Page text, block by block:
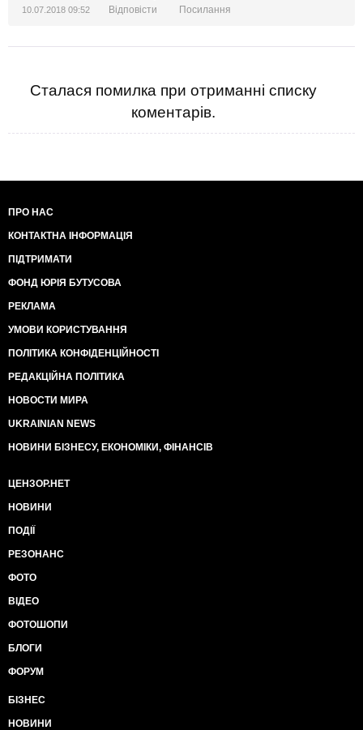
10.07.2018 09:52 Відповісти Посилання
Сталася помилка при отриманні списку
коментарів.
ПРО НАС
КОНТАКТНА ІНФОРМАЦІЯ
ПІДТРИМАТИ
ФОНД ЮРІЯ БУТУСОВА
РЕКЛАМА
УМОВИ КОРИСТУВАННЯ
ПОЛІТИКА КОНФІДЕНЦІЙНОСТІ
РЕДАКЦІЙНА ПОЛІТИКА
НОВОСТИ МИРА
UKRAINIAN NEWS
НОВИНИ БІЗНЕСУ, ЕКОНОМІКИ, ФІНАНСІВ
ЦЕНЗОР.НЕТ
НОВИНИ
ПОДІЇ
РЕЗОНАНС
ФОТО
ВІДЕО
ФОТОШОПИ
БЛОГИ
ФОРУМ
БІЗНЕС
НОВИНИ